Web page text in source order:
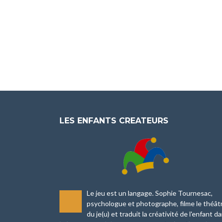
LES ENFANTS CREATEURS
Le jeu est un langage. Sophie Tournesac,
psychologue et photographe, filme le
du je(u) et traduit la créativité de l'enfant